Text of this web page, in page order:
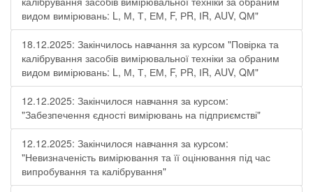
видом вимірювань: L, М, Т, ЕМ, F, РR, ІR, АUV, QМ"
18.12.2025: Закінчилось навчання за курсом "Повірка та
калібрування засобів вимірювальної техніки за обраним
видом вимірювань: L, М, Т, ЕМ, F, РR, ІR, АUV, QМ"
12.12.2025: Закінчилося навчання за курсом:
"Забезпечення єдності вимірювань на підприємстві"
12.12.2025: Закінчилося навчання за курсом:
"Невизначеність вимірювання та її оцінювання під час
випробування та калібрування"